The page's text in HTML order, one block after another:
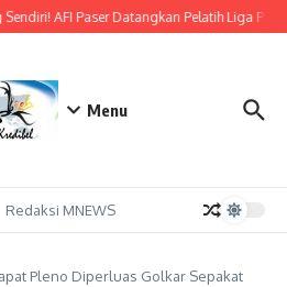
AFI Paser Datangkan Pelatih Liga
Menu
Redaksi MNEWS
Pleno Diperluas Golkar Sepakat